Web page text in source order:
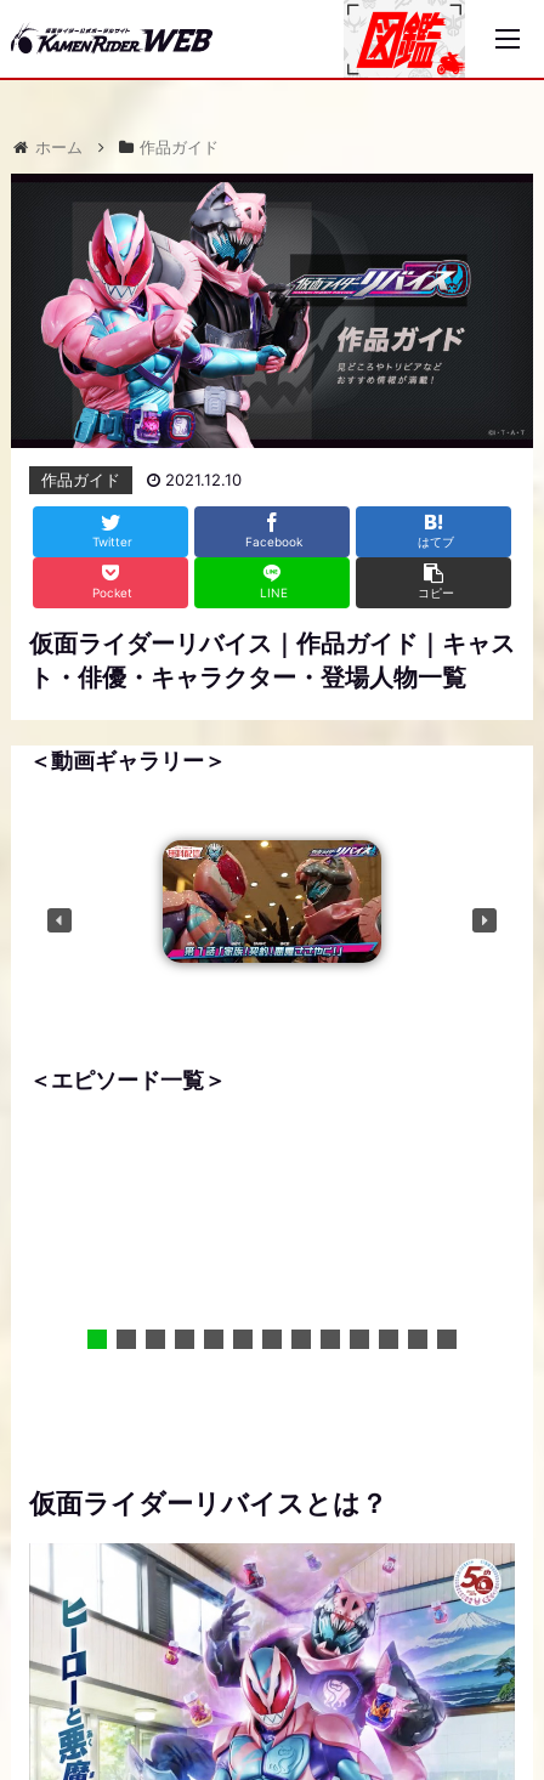
ホーム 作品ガイド
作品ガイド 2021.12.10
Twitter Facebook はてブ
Pocket LINE コピー
仮面ライダーリバイス｜作品ガイド｜キャス
ト・俳優・キャラクター・登場人物一覧
＜動画ギャラリー＞
＜エピソード一覧＞
仮面ライダーリバイスとは？